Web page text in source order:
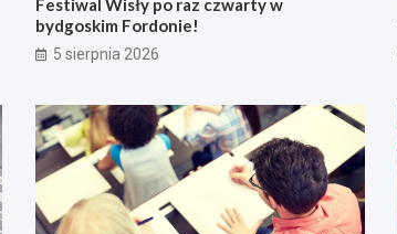
Festiwal Wisły po raz czwarty w
bydgoskim Fordonie!
5 sierpnia 2026